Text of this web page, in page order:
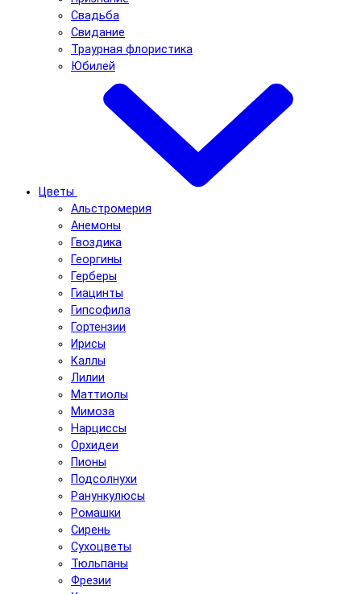
Свадьба
Свидание
Траурная флористика
Юбилей
Цветы
Альстромерия
Анемоны
Гвоздика
Георгины
Герберы
Гиацинты
Гипсофила
Гортензии
Ирисы
Каллы
Лилии
Маттиолы
Мимоза
Нарциссы
Орхидеи
Пионы
Подсолнухи
Ранункулюсы
Ромашки
Сирень
Сухоцветы
Тюльпаны
Фрезии